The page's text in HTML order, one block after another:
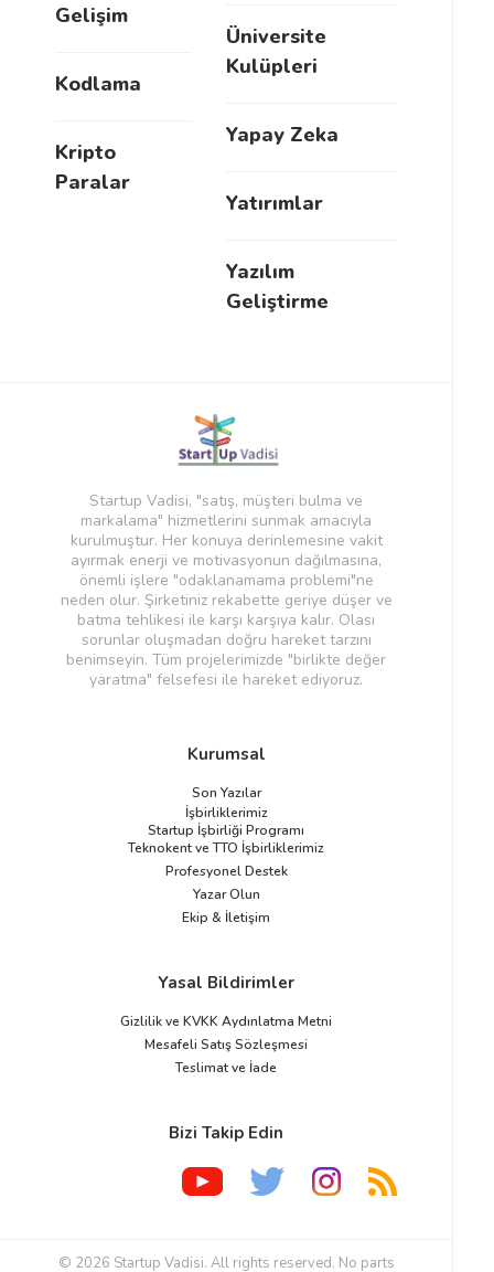
Gelişim
Kodlama
Kripto
Paralar
Üniversite
Kulüpleri
Yapay Zeka
Yatırımlar
Yazılım
Geliştirme
Startup Vadisi, "satış, müşteri bulma ve
markalama" hizmetlerini sunmak amacıyla
kurulmuştur. Her konuya derinlemesine vakit
ayırmak enerji ve motivasyonun dağılmasına,
önemli işlere "odaklanamama problemi"ne
neden olur. Şirketiniz rekabette geriye düşer ve
batma tehlikesi ile karşı karşıya kalır. Olası
sorunlar oluşmadan doğru hareket tarzını
benimseyin. Tüm projelerimizde "birlikte değer
yaratma" felsefesi ile hareket ediyoruz.
Kurumsal
Son Yazılar
İşbirliklerimiz
Startup İşbirliği Programı
Teknokent ve TTO İşbirliklerimiz
Profesyonel Destek
Yazar Olun
Ekip & İletişim
Yasal Bildirimler
Gizlilik ve KVKK Aydınlatma Metni
Mesafeli Satış Sözleşmesi
Teslimat ve İade
Bizi Takip Edin
© 2026 Startup Vadisi. All rights reserved. No parts